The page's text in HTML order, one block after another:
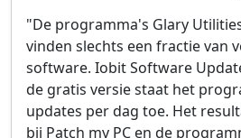
"De programma's Glary
vinden slechts een fractie van
software. Iobit Software
de gratis versie staat het
updates per dag toe. Het
bij Patch my PC en de